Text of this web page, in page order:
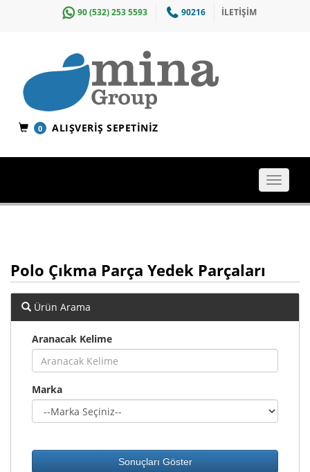
90 (532) 253 5593 90216 İLETİŞİM
0 ALIŞVERIŞ SEPETINIZ
Toggle
Polo Çıkma Parça Yedek Parçaları
Ürün Arama
Aranacak Kelime
Marka